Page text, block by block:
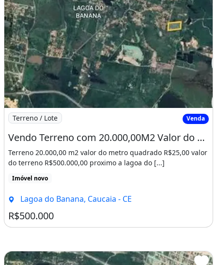
Imagem: Vendo Terreno com 20.000,00M2 Valor do Metro
Terreno / Lote Venda
Vendo Terreno com 20.000,00M2 Valor do Metro R$25,00. Hebreus 11 1
Terreno 20.000,00 m2 valor do metro quadrado R$25,00 valor
do terreno R$500.000,00 proximo a lagoa do [...]
Imóvel novo
Lagoa do Banana, Caucaia - CE
R$500.000